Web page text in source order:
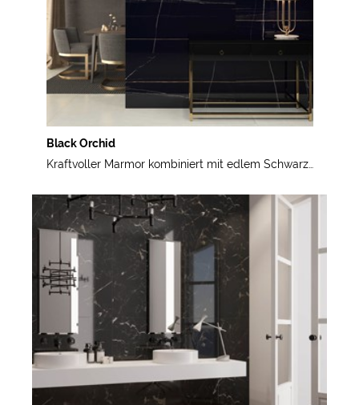
Black Orchid
Kraftvoller Marmor kombiniert mit edlem Schwarz…